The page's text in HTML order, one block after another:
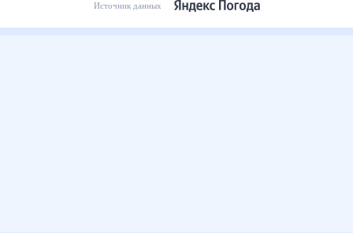
Источник данных